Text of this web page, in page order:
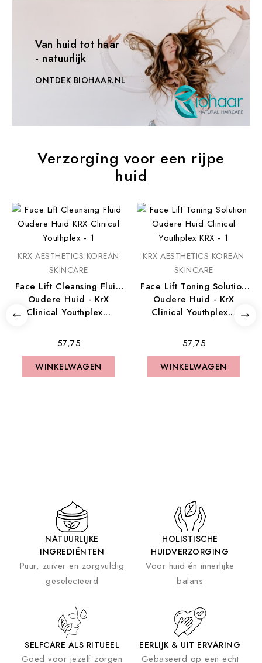
Van huid tot haar
- natuurlijk
ONTDEK BIOHAAR.NL
Verzorging voor een rijpe
huid
KRX AESTHETICS KOREAN
SKINCARE
Face Lift Cleansing Fluid
Oudere Huid - KrX
Clinical Youthplex...
€ 57,75
WINKELWAGEN
KRX AESTHETICS KOREAN
SKINCARE
Face Lift Toning Solution
Oudere Huid - KrX
Clinical Youthplex...
€ 57,75
WINKELWAGEN
NATUURLIJKE
INGREDIËNTEN
Puur, zuiver en zorgvuldig
geselecteerd
HOLISTISCHE
HUIDVERZORGING
Voor huid én innerlijke
balans
SELFCARE ALS RITUEEL
Goed voor jezelf zorgen
EERLIJK & UIT ERVARING
Gebaseerd op een echt